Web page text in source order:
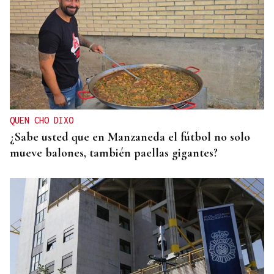
QUEN CHO DIXO
¿Sabe usted que en Manzaneda el fútbol no solo
mueve balones, también paellas gigantes?